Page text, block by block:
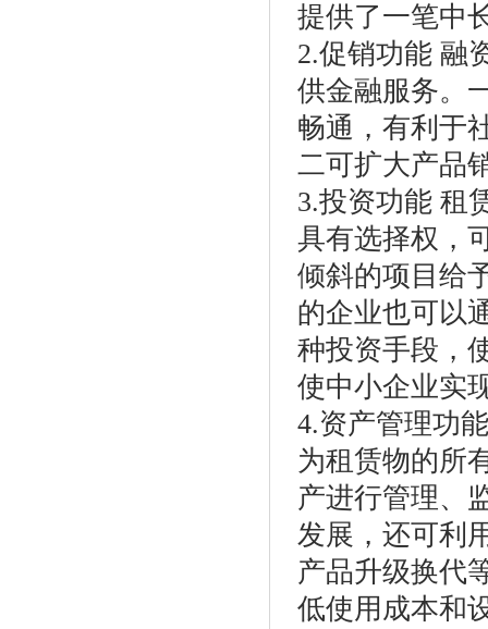
提供了一笔中
2.促销功能 融
供金融服务。
畅通，有利于
二可扩大产品
3.投资功能 租
具有选择权，
倾斜的项目给
的企业也可以
种投资手段，
使中小企业实
4.资产管理功
为租赁物的所
产进行管理、
发展，还可利
产品升级换代
低使用成本和